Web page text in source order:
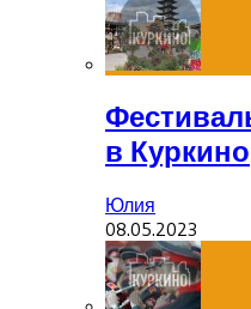
в Куркино
Юлия
08.05.2023